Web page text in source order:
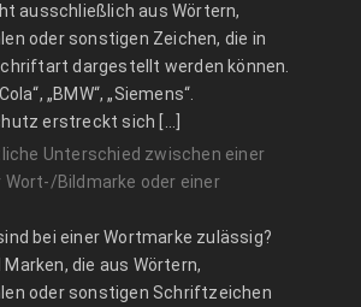
ausschließlich aus Wörtern,
oder sonstigen Zeichen, die in
dargestellt werden können.
„BMW“, „Siemens“.
erstreckt sich […]
Unterschied zwischen einer
Wort-/Bildmarke oder einer
bei einer Wortmarke zulässig?
die aus Wörtern,
oder sonstigen Schriftzeichen